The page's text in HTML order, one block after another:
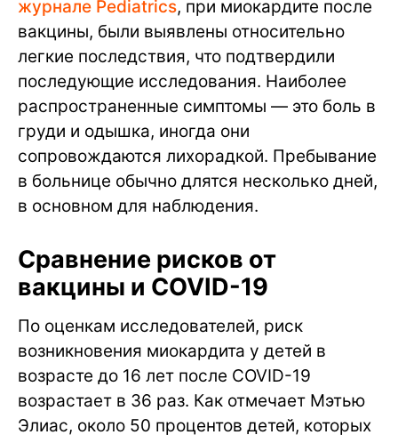
журнале Pediatrics, при миокардите после
вакцины, были выявлены относительно
легкие последствия, что подтвердили
последующие исследования. Наиболее
распространенные симптомы — это боль в
груди и одышка, иногда они
сопровождаются лихорадкой. Пребывание
в больнице обычно длятся несколько дней,
в основном для наблюдения.
Сравнение рисков от
вакцины и COVID-19
По оценкам исследователей, риск
возникновения миокардита у детей в
возрасте до 16 лет после COVID-19
возрастает в 36 раз. Как отмечает Мэтью
Элиас, около 50 процентов детей, которых